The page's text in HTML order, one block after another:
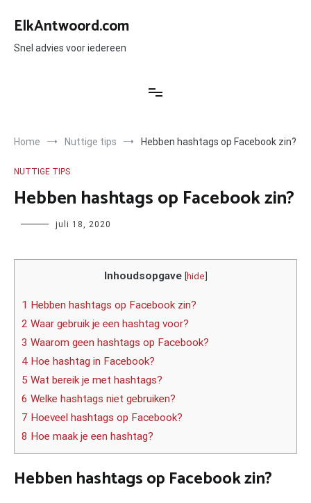
naar
inhoud
ElkAntwoord.com
Snel advies voor iedereen
Home Nuttige tips Hebben hashtags op Facebook zin?
NUTTIGE TIPS
Hebben hashtags op Facebook zin?
Author juli 18, 2020
Inhoudsopgave [hide]
1 Hebben hashtags op Facebook zin?
2 Waar gebruik je een hashtag voor?
3 Waarom geen hashtags op Facebook?
4 Hoe hashtag in Facebook?
5 Wat bereik je met hashtags?
6 Welke hashtags niet gebruiken?
7 Hoeveel hashtags op Facebook?
8 Hoe maak je een hashtag?
Hebben hashtags op Facebook zin?